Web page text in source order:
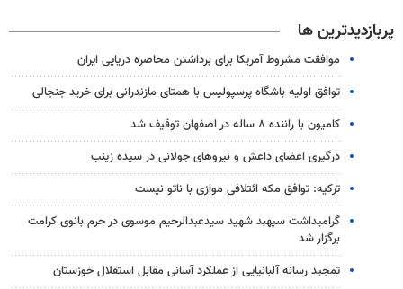
پربازدیدترین ها
موافقت مشروط آمریکا برای برداشتن محاصره دریایی ایران
توافق اولیه باشگاه پرسپولیس با همتای مازندرانی برای خرید جنجالی
کامیون با راننده ۸ ساله در اصفهان توقیف شد
درگیری اعضای داعش و نیروهای جولانی در سیده زینب
ترکیه: توافق مکه ائتلافی موازی با ناتو نیست
گرامیداشت سپهبد شهید سیدعبدالرحیم موسوی در حرم بانوی کرامت
برگزار شد
تمجید رسانه آلبانیایی از عملکرد آسانی مقابل استقلال خوزستان